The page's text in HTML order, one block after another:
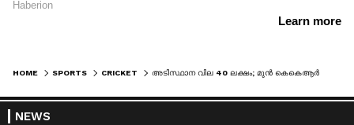
HOME SPORTS CRICKET
NEWS